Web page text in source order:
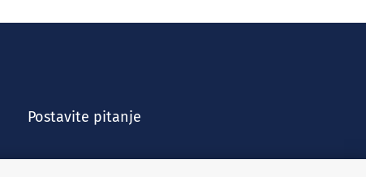
Postavite pitanje